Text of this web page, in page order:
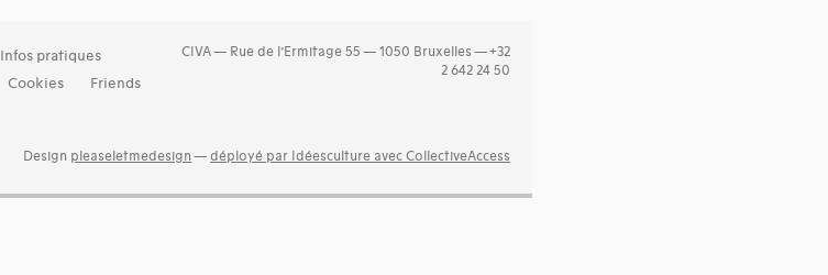
Infos pratiques
Cookies Friends
CIVA — Rue de l’Ermitage 55 — 1050 Bruxelles — +32
2 642 24 50
Design pleaseletmedesign —déployé par Idéesculture avec CollectiveAccess